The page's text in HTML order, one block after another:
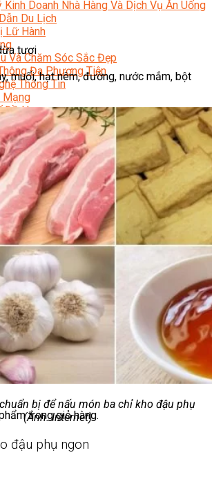
Kinh Doanh Nhà Hàng Và Dịch Vụ Ăn Uống
Du Lịch
Lữ Hành
Và Chăm Sóc Sắc Đẹp
Đa Phương Tiện
Thông Tin
Mạng
Đồ Họa
Nghiệp Và Dân Dụng
Phổ Thông
Năng Lực Tiếng Anh – Chuẩn TOEIC
2026
Nghề
Ẩm Thực Việt Nam
Nghiệp Á Âu
ĐVP Market
sản phẩm trong giỏ hàng.
trong giỏ hàng.
tươi
muối, hạt nêm, đường, nước mắm, bột
bị để nấu món ba chỉ kho đậu phụ
(Ảnh: Internet)
đậu phụ ngon